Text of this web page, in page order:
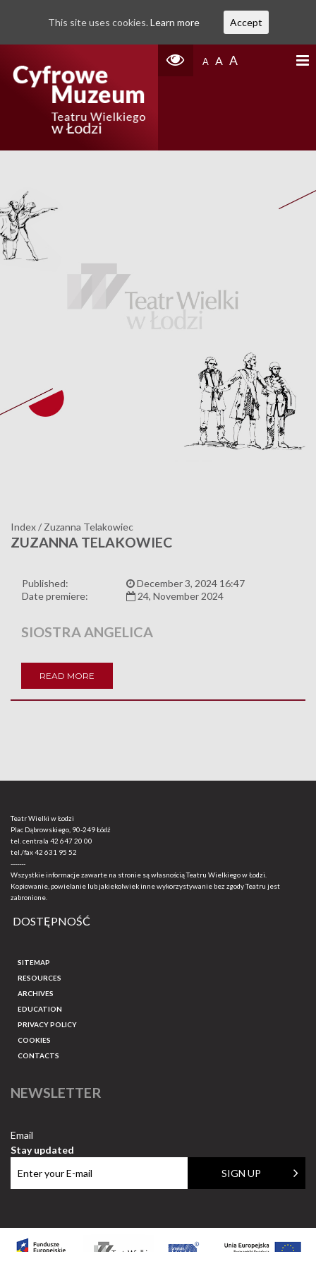
A A A
Index/ Zuzanna Telakowiec
ZUZANNA TELAKOWIEC
Published:
December 3, 2024 16:47
Date premiere:
24, November 2024
SIOSTRA ANGELICA
READ MORE
Teatr Wielki w Łodzi
Plac Dąbrowskiego, 90-249 Łódź
tel. centrala 42 647 20 00
tel./fax42 631 95 52
-------
Wszystkie informacje zawarte na stronie są własnością Teatru Wielkiego w Łodzi.
Kopiowanie, powielanie lub jakiekolwiek inne wykorzystywanie bez zgody Teatru jest
zabronione.
DOSTĘPNOŚĆ
SITEMAP
RESOURCES
ARCHIVES
EDUCATION
PRIVACY POLICY
COOKIES
CONTACTS
NEWSLETTER
Email
Stay updated
This site uses cookies. Learn more Accept